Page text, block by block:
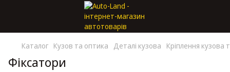
Каталог Кузов та оптика Деталі кузова Кріплення кузова
Фіксатори